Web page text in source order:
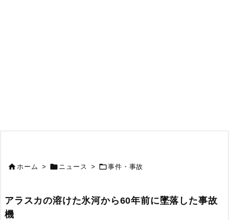
ホーム >  ニュース > 事件・事故
アラスカの溶けた氷河から60年前に墜落した事故
機